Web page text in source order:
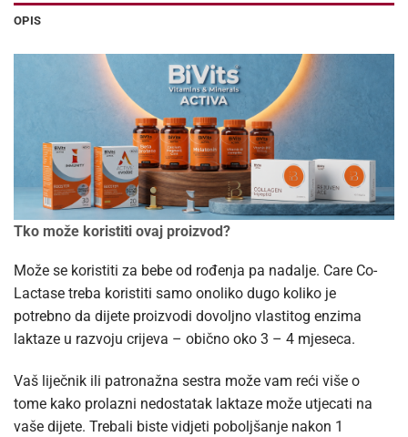
OPIS
Tko može koristiti ovaj proizvod?
Može se koristiti za bebe od rođenja pa nadalje. Care Co-
Lactase treba koristiti samo onoliko dugo koliko je
potrebno da dijete proizvodi dovoljno vlastitog enzima
laktaze u razvoju crijeva – obično oko 3 – 4 mjeseca.
Vaš liječnik ili patronažna sestra može vam reći više o
tome kako prolazni nedostatak laktaze može utjecati na
vaše dijete. Trebali biste vidjeti poboljšanje nakon 1